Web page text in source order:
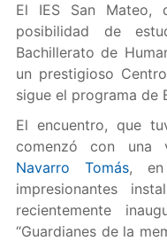
El IES San Mateo,
posibilidad de
Bachillerato de
un prestigioso
sigue el programa de
El encuentro, que
comenzó con
Navarro Tomás, en
impresionantes
recientemente
“Guardianes de la